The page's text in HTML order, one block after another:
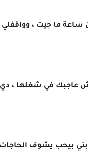
ساعة ما جيت ،
عاجبك في شغلها ، دي
بيحب يشوف الحاجات